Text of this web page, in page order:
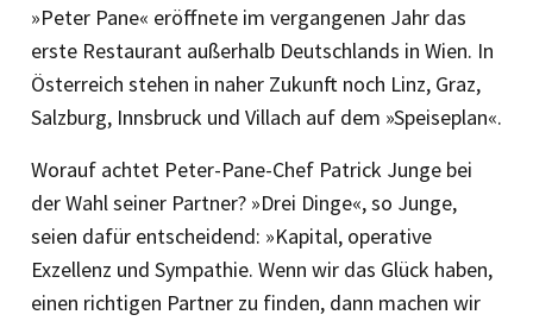
»Peter Pane« eröffnete im vergangenen Jahr das
erste Restaurant außerhalb Deutschlands in Wien. In
Österreich stehen in naher Zukunft noch Linz, Graz,
Salzburg, Innsbruck und Villach auf dem »Speiseplan«.
Worauf achtet Peter-Pane-Chef Patrick Junge bei
der Wahl seiner Partner? »Drei Dinge«, so Junge,
seien dafür entscheidend: »Kapital, operative
Exzellenz und Sympathie. Wenn wir das Glück haben,
einen richtigen Partner zu finden, dann machen wir